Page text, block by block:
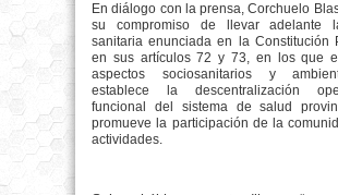
En diálogo con la prensa, Corchuelo
su compromiso de llevar adelante
sanitaria enunciada en la Constitución
en sus artículos 72 y 73, en los que
aspectos sociosanitarios y
establece la descentralización
funcional del sistema de salud
promueve la participación de la
actividades.